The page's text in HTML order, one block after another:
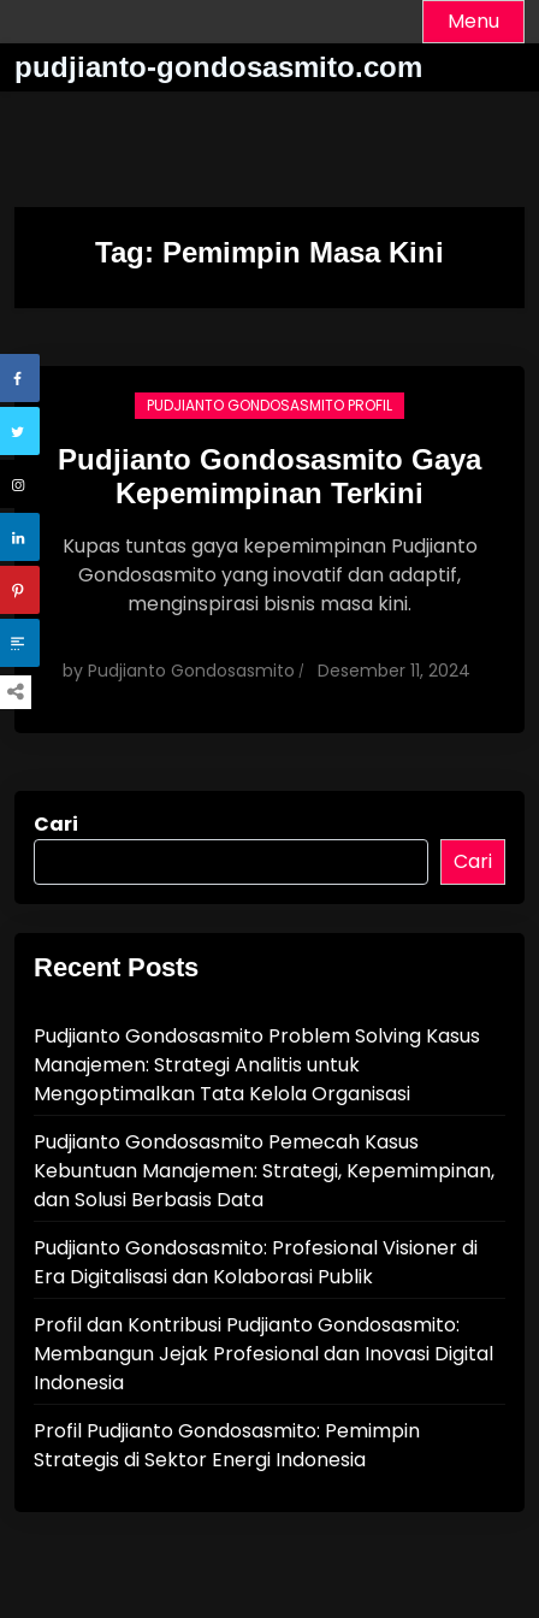
to
content
Menu
pudjianto-gondosasmito.com
Tag: Pemimpin Masa Kini
PUDJIANTO GONDOSASMITO PROFIL
Pudjianto Gondosasmito Gaya
Kepemimpinan Terkini
Kupas tuntas gaya kepemimpinan Pudjianto
Gondosasmito yang inovatif dan adaptif,
menginspirasi bisnis masa kini.
by Pudjianto Gondosasmito Desember 11, 2024
Cari
Cari
Recent Posts
Pudjianto Gondosasmito Problem Solving Kasus
Manajemen: Strategi Analitis untuk
Mengoptimalkan Tata Kelola Organisasi
Pudjianto Gondosasmito Pemecah Kasus
Kebuntuan Manajemen: Strategi, Kepemimpinan,
dan Solusi Berbasis Data
Pudjianto Gondosasmito: Profesional Visioner di
Era Digitalisasi dan Kolaborasi Publik
Profil dan Kontribusi Pudjianto Gondosasmito:
Membangun Jejak Profesional dan Inovasi Digital
Indonesia
Profil Pudjianto Gondosasmito: Pemimpin
Strategis di Sektor Energi Indonesia